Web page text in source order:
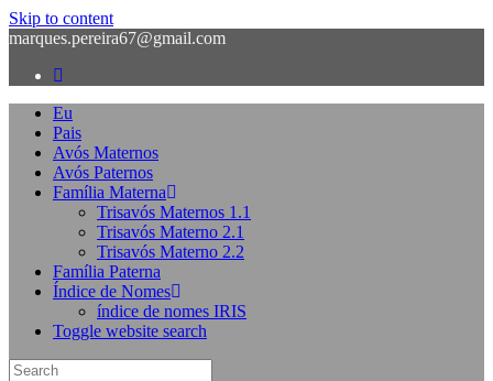
Skip to content
marques.pereira67@gmail.com
Eu
Pais
Avós Maternos
Avós Paternos
Família Materna
Trisavós Maternos 1.1
Trisavós Materno 2.1
Trisavós Materno 2.2
Família Paterna
Índice de Nomes
índice de nomes IRIS
Toggle website search